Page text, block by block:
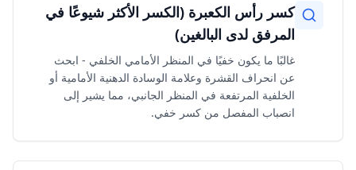
كسر رأس الكعبرة (الكسر الأكثر شيوعًا في
المرفق لدى البالغين)
غالبًا ما يكون خفيًا في المنظر الأمامي الخلفي - ابحث
عن انحراف القشرة وعلامة الوسادة الدهنية الأمامية أو
الخلفية المرتفعة في المنظر الجانبي، مما يشير إلى
انصباب المفصل من كسر خفي.